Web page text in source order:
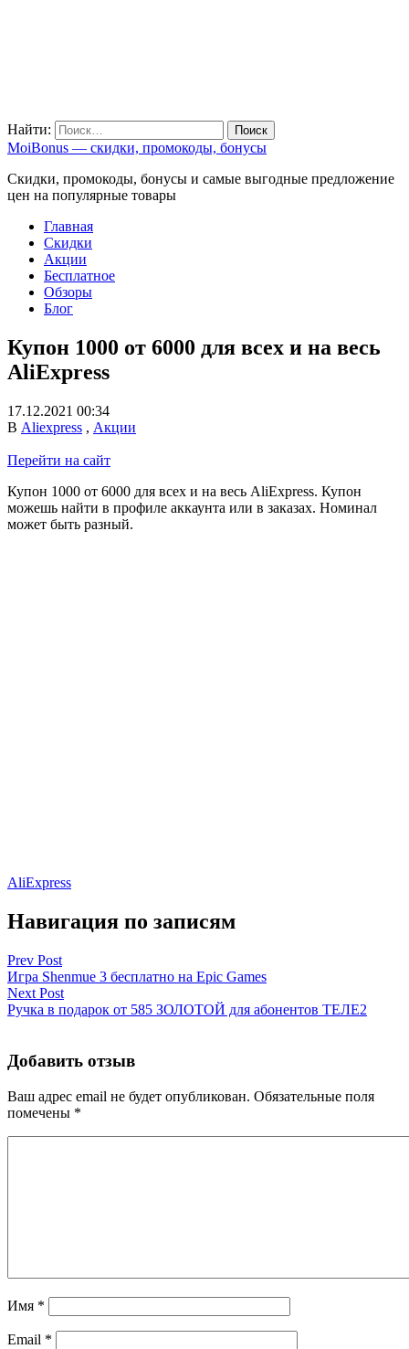
Найти:
MoiBonus — скидки, промокоды, бонусы
Скидки, промокоды, бонусы и самые выгодные предложение
цен на популярные товары
Главная
Скидки
Акции
Бесплатное
Обзоры
Блог
Купон 1000 от 6000 для всех и на весь
AliExpress
17.12.2021 00:34
В Aliexpress , Акции
Перейти на сайт
Купон 1000 от 6000 для всех и на весь AliExpress. Купон
можешь найти в профиле аккаунта или в заказах. Номинал
может быть разный.
AliExpress
Навигация по записям
Prev Post
Игра Shenmue 3 бесплатно на Epic Games
Next Post
Ручка в подарок от 585 ЗОЛОТОЙ для абонентов ТЕЛЕ2
Добавить отзыв
Ваш адрес email не будет опубликован. Обязательные поля
помечены *
Имя *
Email *